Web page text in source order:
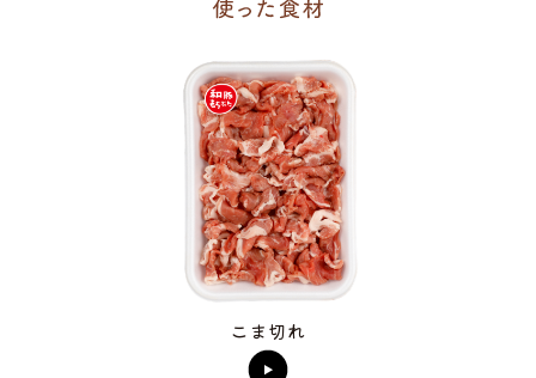
こま切れ